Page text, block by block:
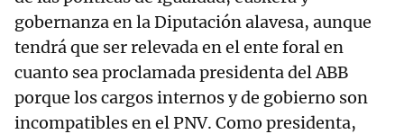
gobernanza en la Diputación alavesa, aunque
tendrá que ser relevada en el ente foral en
cuanto sea proclamada presidenta del ABB
porque los cargos internos y de gobierno son
incompatibles en el PNV. Como presidenta,